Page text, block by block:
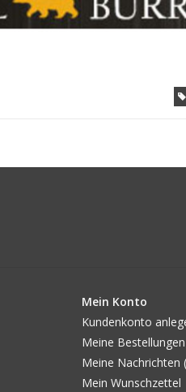
Mein Konto
Kundenkonto
Meine Bestellungen
Meine Nachrichten
Mein Wunschzettel